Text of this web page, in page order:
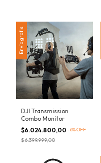
Envío gratis
DJI Transmission
Combo Monitor
$6.024.800,00 -6%OFF
$6.399.999,00